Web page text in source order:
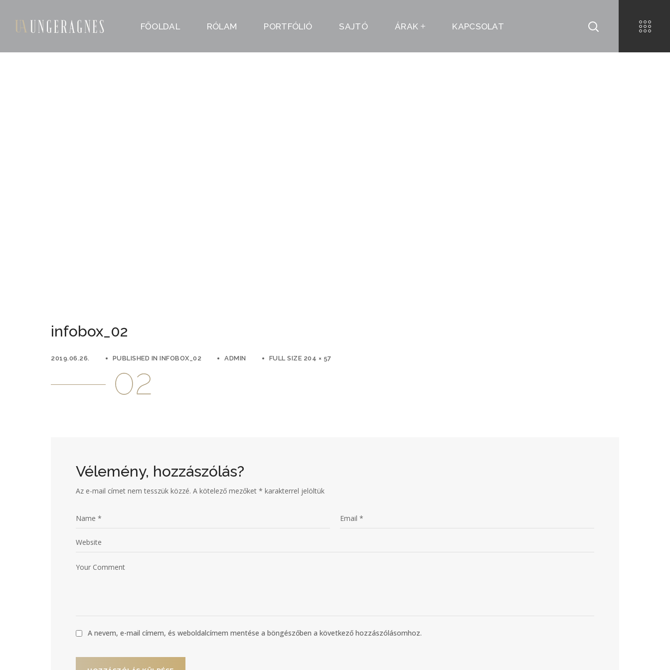
FŐOLDAL RÓLAM PORTFÓLIÓ SAJTÓ ÁRAK KAPCSOLAT
infobox_02
2019.06.26. PUBLISHED IN INFOBOX_02 ADMIN FULL SIZE 204 × 57
Vélemény, hozzászólás?
Az e-mail címet nem tesszük közzé. A kötelező mezőket * karakterrel jelöltük
A nevem, e-mail címem, és weboldalcímem mentése a böngészőben a következő hozzászólásomhoz.